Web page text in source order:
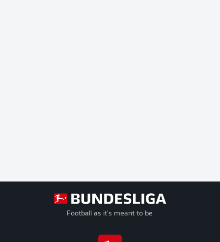
Football as it's meant to be